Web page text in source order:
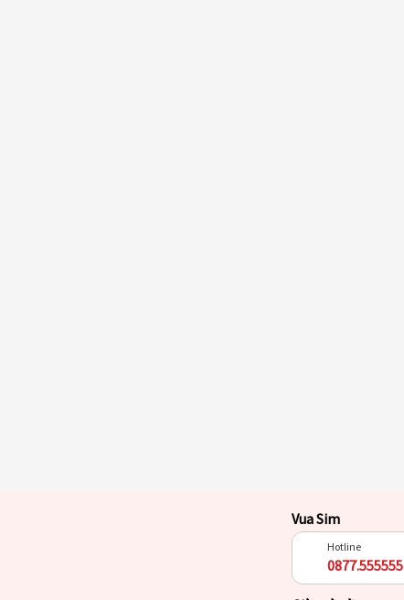
Vua Sim
Hotline
0877.555555